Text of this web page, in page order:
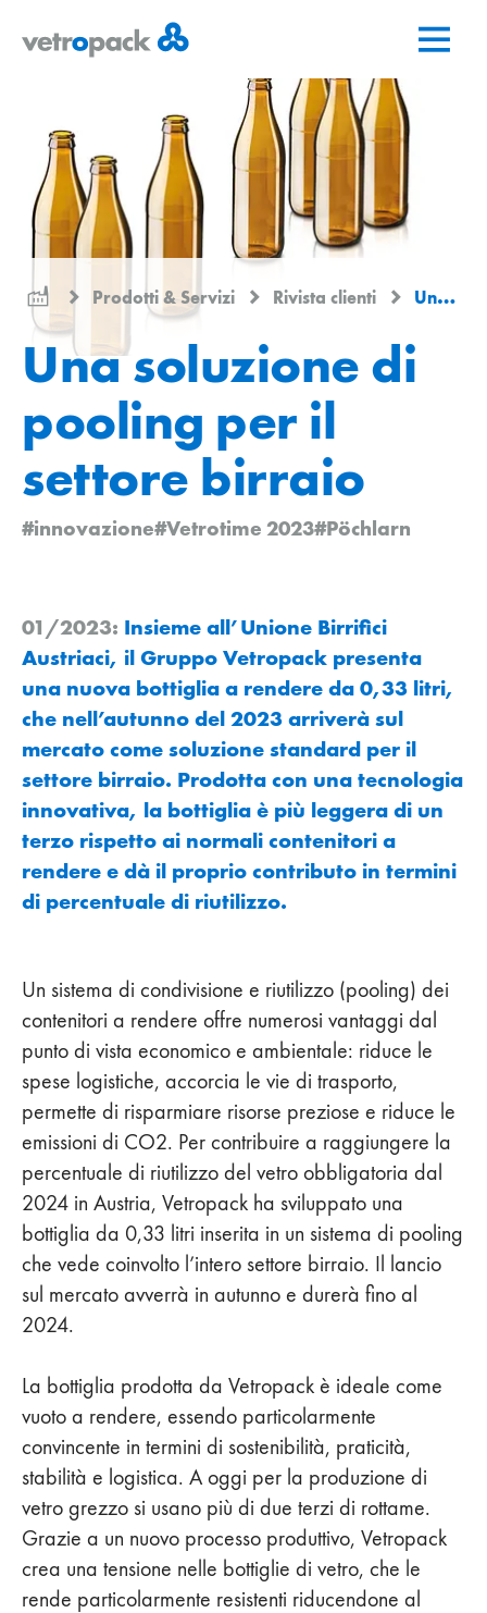
alla
Prodotti & Servizi Rivista clienti Una soluzione di pooling per il settore birraio
Una soluzione di
pooling per il
settore birraio
#innovazione#Vetrotime 2023#Pöchlarn
01/2023: Insieme all’Unione Birrifici
Austriaci, il Gruppo Vetropack presenta
una nuova bottiglia a rendere da 0,33 litri,
che nell’autunno del 2023 arriverà sul
mercato come soluzione standard per il
settore birraio. Prodotta con una tecnologia
innovativa, la bottiglia è più leggera di un
terzo rispetto ai normali contenitori a
rendere e dà il proprio contributo in termini
di percentuale di riutilizzo.
Un sistema di condivisione e riutilizzo (pooling) dei
contenitori a rendere offre numerosi vantaggi dal
punto di vista economico e ambientale: riduce le
spese logistiche, accorcia le vie di trasporto,
permette di risparmiare risorse preziose e riduce le
emissioni di CO2. Per contribuire a raggiungere la
percentuale di riutilizzo del vetro obbligatoria dal
2024 in Austria, Vetropack ha sviluppato una
bottiglia da 0,33 litri inserita in un sistema di pooling
che vede coinvolto l’intero settore birraio. Il lancio
sul mercato avverrà in autunno e durerà fino al
2024.
La bottiglia prodotta da Vetropack è ideale come
vuoto a rendere, essendo particolarmente
convincente in termini di sostenibilità, praticità,
stabilità e logistica. A oggi per la produzione di
vetro grezzo si usano più di due terzi di rottame.
Grazie a un nuovo processo produttivo, Vetropack
crea una tensione nelle bottiglie di vetro, che le
rende particolarmente resistenti riducendone al